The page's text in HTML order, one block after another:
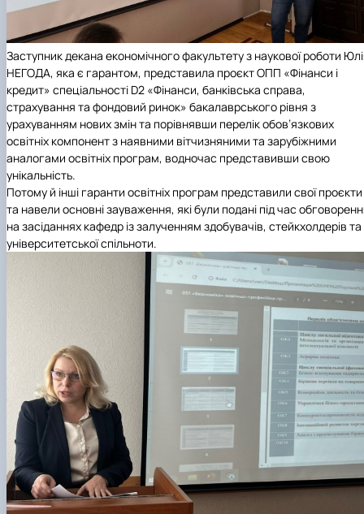
Заступник декана економічного факультету з наукової роботи
НЕГОДА, яка є гарантом, представила проєкт ОПП «Фінанси і
кредит» спеціальності D2 «Фінанси, банківська справа,
страхування та фондовий ринок» бакалаврського рівня з
урахуванням нових змін та порівнявши перелік обов’язкових
освітніх компонент з наявними вітчизняними та зарубіжними
аналогами освітніх програм, водночас представивши свою
унікальність.
Потому й інші гаранти освітніх програм представили свої проєкти
та навели основні зауваження, які були подані під час
на засіданнях кафедр із залученням здобувачів, стейкхолдерів та
університетської спільноти.